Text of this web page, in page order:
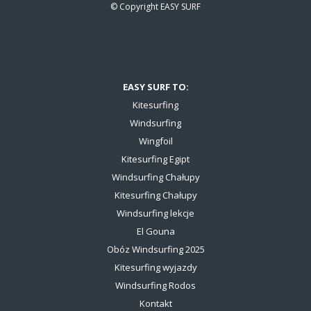
© Copyright EASY SURF
EASY SURF TO:
Kitesurfing
Windsurfing
Wingfoil
Kitesurfing Egipt
Windsurfing Chałupy
Kitesurfing Chałupy
Windsurfing lekcje
El Gouna
Obóz Windsurfing 2025
Kitesurfing wyjazdy
Windsurfing Rodos
Kontakt